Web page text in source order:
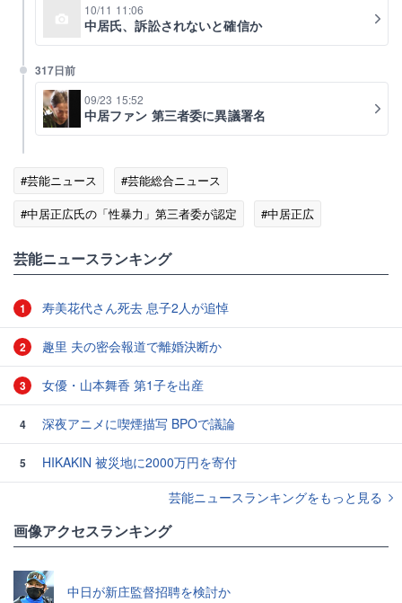
10/11 11:06
中居氏、訴訟されないと確信か
317日前
09/23 15:52
中居ファン 第三者委に異議署名
#芸能ニュース
#芸能総合ニュース
#中居正広氏の「性暴力」第三者委が認定
#中居正広
芸能ニュースランキング
1 寿美花代さん死去 息子2人が追悼
2 趣里 夫の密会報道で離婚決断か
3 女優・山本舞香 第1子を出産
4 深夜アニメに喫煙描写 BPOで議論
5
HIKAKIN 被災地に2000万円を寄付
芸能ニュースランキングをもっと見る
画像アクセスランキング
中日が新庄監督招聘を検討か